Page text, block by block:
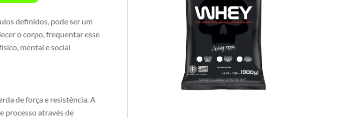
definidos, pode ser um
o corpo, frequentar esse
mental e social
de força e resistência. A
processo através de